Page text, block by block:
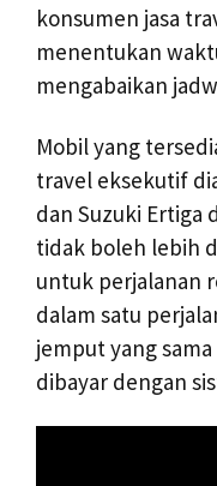
konsumen jasa
menentukan
mengabaikan
Mobil yang
travel eksekutif
dan Suzuki Ertiga
tidak boleh lebih
untuk perjalanan
dalam satu
jemput yang
dibayar dengan